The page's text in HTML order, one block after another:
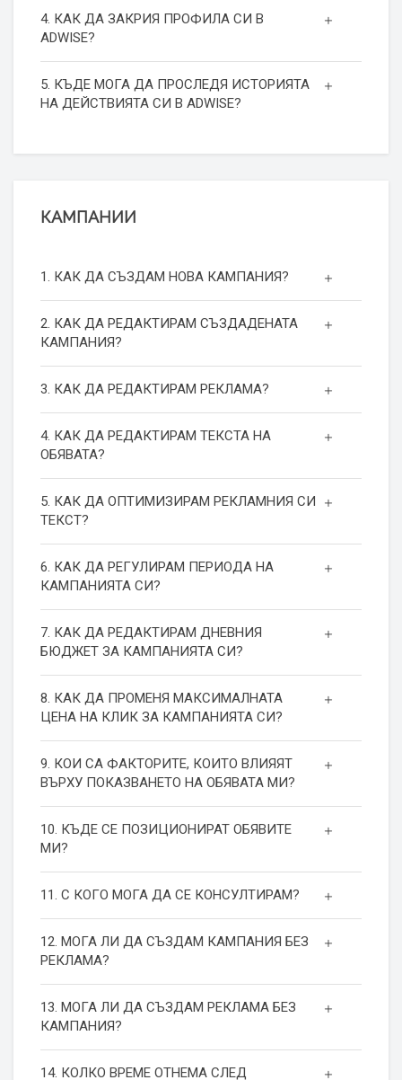
4. КАК ДА ЗАКРИЯ ПРОФИЛА СИ В
ADWISE?
5. КЪДЕ МОГА ДА ПРОСЛЕДЯ ИСТОРИЯТА
НА ДЕЙСТВИЯТА СИ В ADWISE?
КАМПАНИИ
1. КАК ДА СЪЗДАМ НОВА КАМПАНИЯ?
2. КАК ДА РЕДАКТИРАМ СЪЗДАДЕНАТА
КАМПАНИЯ?
3. КАК ДА РЕДАКТИРАМ РЕКЛАМА?
4. КАК ДА РЕДАКТИРАМ ТЕКСТА НА
ОБЯВАТА?
5. КАК ДА ОПТИМИЗИРАМ РЕКЛАМНИЯ СИ
ТЕКСТ?
6. КАК ДА РЕГУЛИРАМ ПЕРИОДА НА
КАМПАНИЯТА СИ?
7. КАК ДА РЕДАКТИРАМ ДНЕВНИЯ
БЮДЖЕТ ЗА КАМПАНИЯТА СИ?
8. КАК ДА ПРОМЕНЯ МАКСИМАЛНАТА
ЦЕНА НА КЛИК ЗА КАМПАНИЯТА СИ?
9. КОИ СА ФАКТОРИТЕ, КОИТО ВЛИЯЯТ
ВЪРХУ ПОКАЗВАНЕТО НА ОБЯВАТА МИ?
10. КЪДЕ СЕ ПОЗИЦИОНИРАТ ОБЯВИТЕ
МИ?
11. С КОГО МОГА ДА СЕ КОНСУЛТИРАМ?
12. МОГА ЛИ ДА СЪЗДАМ КАМПАНИЯ БЕЗ
РЕКЛАМА?
13. МОГА ЛИ ДА СЪЗДАМ РЕКЛАМА БЕЗ
КАМПАНИЯ?
14. КОЛКО ВРЕМЕ ОТНЕМА СЛЕД